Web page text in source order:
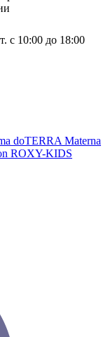
с 10:00 до 18:00
doTERRA Materna
ROXY-KIDS